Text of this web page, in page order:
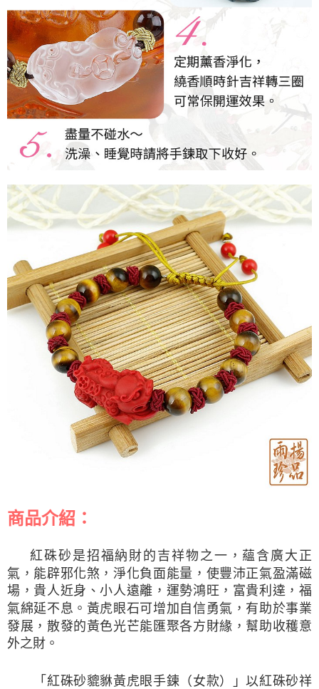
商品介紹：
紅硃砂是招福納財的吉祥物之一，蘊含廣大正
氣，能辟邪化煞，淨化負面能量，使豐沛正氣盈滿磁
場，貴人近身、小人遠離，運勢鴻旺，富貴利達，福
氣綿延不息。黃虎眼石可增加自信勇氣，有助於事業
發展，散發的黃色光芒能匯聚各方財緣，幫助收穫意
外之財。
「紅硃砂貔貅黃虎眼手鍊（女款）」以紅硃砂祥